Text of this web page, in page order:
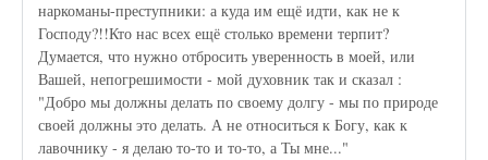
наркоманы-преступники: а куда им ещё идти, как не к
Господу?!!Кто нас всех ещё столько времени терпит?
Думается, что нужно отбросить уверенность в моей, или
Вашей, непогрешимости - мой духовник так и сказал :
"Добро мы должны делать по своему долгу - мы по природе
своей должны это делать. А не относиться к Богу, как к
лавочнику - я делаю то-то и то-то, а Ты мне..."